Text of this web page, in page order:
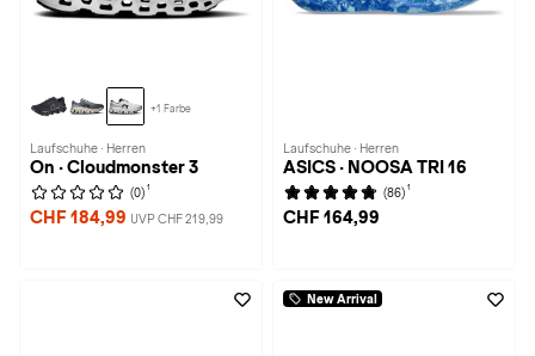
+1 Farbe
Laufschuhe · Herren
On · Cloudmonster 3
(0) 1
CHF 184,99 UVP CHF 219,99
Laufschuhe · Herren
ASICS · NOOSA TRI 16
(86) 1
CHF 164,99
New Arrival